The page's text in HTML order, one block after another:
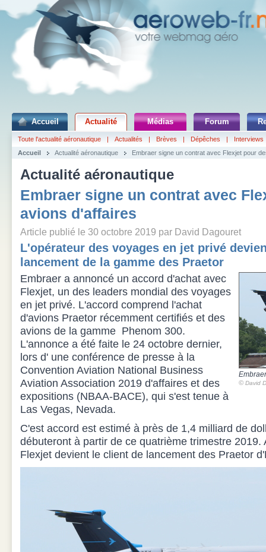
Accueil Actualité Médias Forum
Toute l'actualité aéronautique | Actualités | Brèves | Dépêches |
Interviews
Accueil
Actualité aéronautique Embraer signe un contrat avec Flexjet pour
Actualité aéronautique
Embraer signe un contrat avec
avions d'affaires
Article publié le 30 octobre 2019 par David Dagouret
L'opérateur des voyages en jet privé
lancement de la gamme des Praetor
© David
Embraer a annoncé un accord d'achat avec
Flexjet, un des leaders mondial des voyages
en jet privé. L'accord comprend l'achat
d'avions Praetor récemment certifiés et des
avions de la gamme Phenom 300.
L'annonce a été faite le 24 octobre dernier,
lors d' une conférence de presse à la
Convention Aviation National Business
Aviation Association 2019 d'affaires et des
expositions (NBAA-BACE), qui s'est tenue à
Las Vegas, Nevada.
C'est accord est estimé à près de 1,4 milliard de
débuteront à partir de ce quatrième trimestre 2019.
Flexjet devient le client de lancement des Praetor